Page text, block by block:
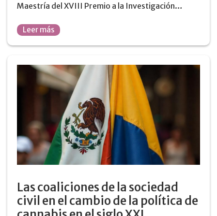
Maestría del XVIII Premio a la Investigación…
Leer más
Las coaliciones de la sociedad
civil en el cambio de la política de